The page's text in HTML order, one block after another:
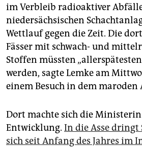
fragen & hilfe
unterstützen
abo
genossenschaft
epaper login
im Verbleib radioaktiver
niedersächsischen
Wettlauf gegen die Zeit. Die
Fässer mit schwach- und
Stoffen müssten
werden, sagte Lemke am
einem Besuch in dem
Dort machte sich die
Entwicklung. In die Asse dringt
sich seit Anfang des Jahres im